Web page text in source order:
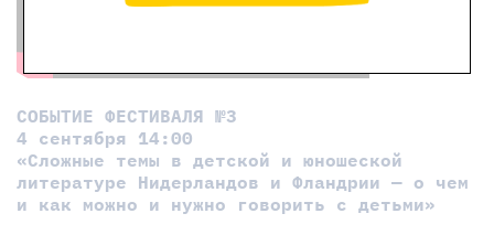
СОБЫТИЕ ФЕСТИВАЛЯ №3
4 сентября 14:00
«Сложные темы в детской и юношеской
литературе Нидерландов и Фландрии — о чем
и как можно и нужно говорить с детьми»